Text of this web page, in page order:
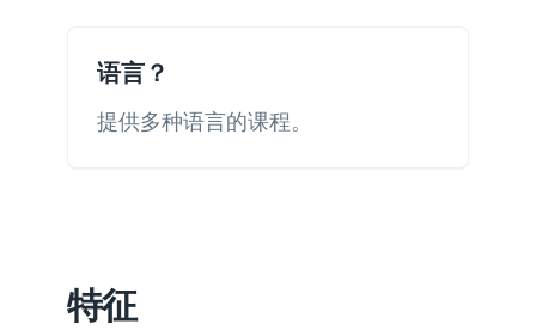
语言？
提供多种语言的课程。
特征